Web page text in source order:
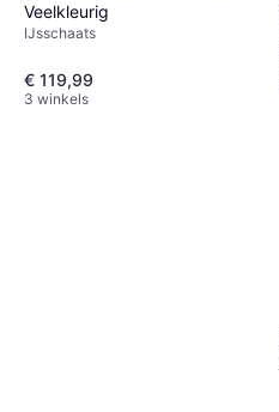
Veelkleurig
IJsschaats
€ 119,99
3 winkels